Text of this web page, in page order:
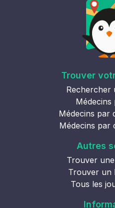
Trouver
Rechercher
Médecins
Médecins par
Médecins par
Autres
Trouver
Trouver un
Tous les